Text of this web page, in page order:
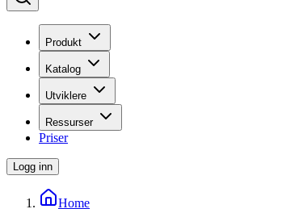
Produkt
Katalog
Utviklere
Ressurser
Priser
Logg inn
Home